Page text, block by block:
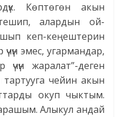
Көптөгөн акын
алардын ой-
кеп-кеңештерин
эмес, угармандар,
жаралат”-деген
чейин акын
окуп чыктым.
Алыкул андай